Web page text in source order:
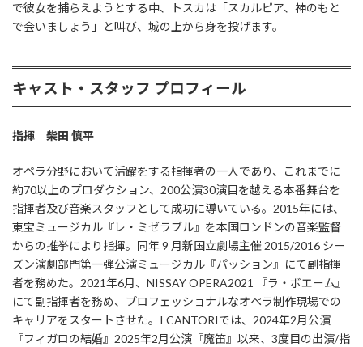
で彼女を捕らえようとする中、トスカは「スカルピア、神のもと
で会いましょう」と叫び、城の上から身を投げます。
キャスト・スタッフ プロフィール
指揮 柴田 慎平
オペラ分野において活躍をする指揮者の一人であり、これまでに
約70以上のプロダクション、200公演30演目を越える本番舞台を
指揮者及び音楽スタッフとして成功に導いている。2015年には、
東宝ミュージカル『レ・ミゼラブル』を本国ロンドンの音楽監督
からの推挙により指揮。同年 9 月新国立劇場主催 2015/2016 シー
ズン演劇部門第一弾公演ミュージカル『パッション』にて副指揮
者を務めた。2021年6月、NISSAY OPERA2021 『ラ・ボエーム』
にて副指揮者を務め、プロフェッショナルなオペラ制作現場での
キャリアをスタートさせた。I CANTORIでは、2024年2月公演
『フィガロの結婚』2025年2月公演『魔笛』以来、3度目の出演/指